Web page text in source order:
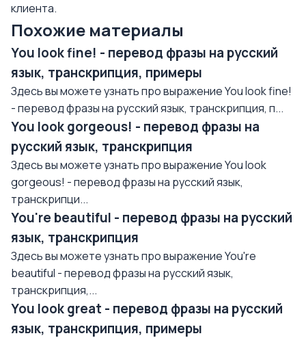
клиента.
Похожие материалы
You look fine! - перевод фразы на русский
язык, транскрипция, примеры
Здесь вы можете узнать про выражение You look fine!
- перевод фразы на русский язык, транскрипция, п...
You look gorgeous! - перевод фразы на
русский язык, транскрипция
Здесь вы можете узнать про выражение You look
gorgeous! - перевод фразы на русский язык,
транскрипци...
You're beautiful - перевод фразы на русский
язык, транскрипция
Здесь вы можете узнать про выражение You're
beautiful - перевод фразы на русский язык,
транскрипция,...
You look great - перевод фразы на русский
язык, транскрипция, примеры